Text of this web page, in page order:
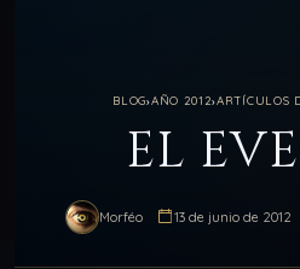
BLOG›AÑO 2012›ARTÍCULOS
EL
Morféo 13 de junio de 2012